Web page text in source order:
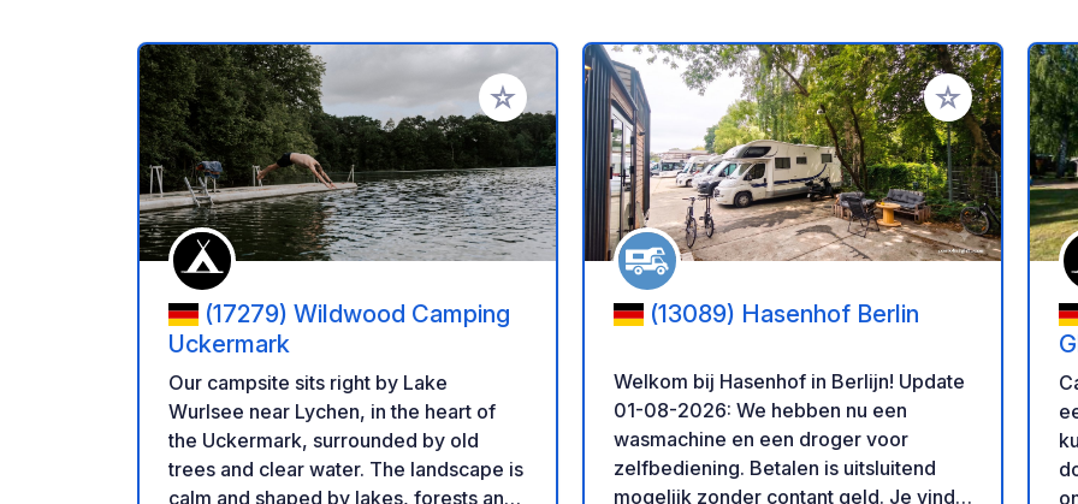
Voeg toe aan je favorieten
(17279) Wildwood Camping
Uckermark
Our campsite sits right by Lake
Wurlsee near Lychen, in the heart of
the Uckermark, surrounded by old
trees and clear water. The landscape is
calm and shaped by lakes, forests and
Voeg toe aan je
(13089) Hasenhof Berlin
Welkom bij Hasenhof in Berlijn! Update
01-08-2026: We hebben nu een
wasmachine en een droger voor
zelfbediening. Betalen is uitsluitend
mogelijk zonder contant geld. Je vindt